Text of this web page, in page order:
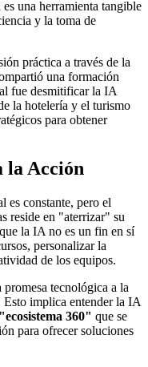
una herramienta tangible
y la toma de
práctica a través de la
una formación
fue desmitificar la IA
la hotelería y el turismo
para obtener
la Acción
es constante, pero el
reside en "aterrizar" su
la IA no es un fin en sí
personalizar la
de los equipos.
promesa tecnológica a la
Esto implica entender la IA
"ecosistema 360" que se
para ofrecer soluciones